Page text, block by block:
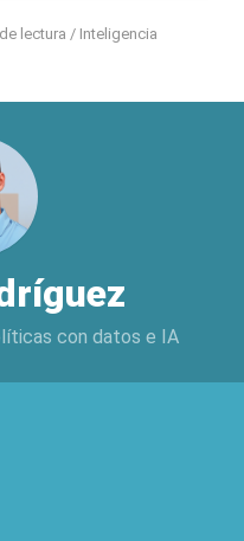
lectura / Inteligencia
con datos e IA